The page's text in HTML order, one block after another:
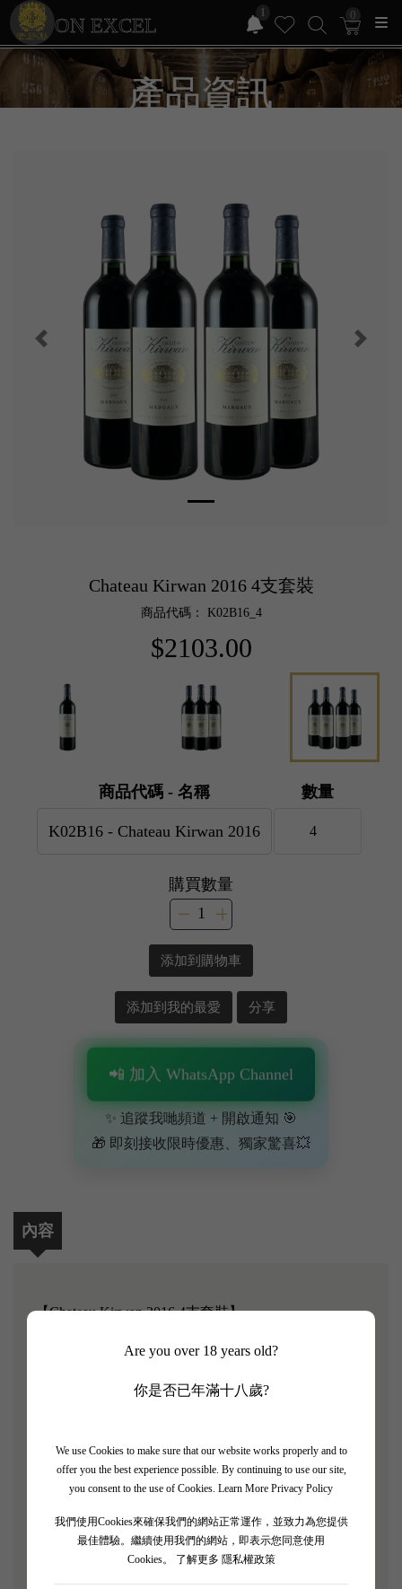
ON EXCEL
1 0
Are you over 18 years old?
你是否已年滿十八歲?
We use Cookies to make sure that our website works properly and to
offer you the best experience possible. By continuing to use our site,
you consent to the use of Cookies. Learn More Privacy Policy
我們使用Cookies來確保我們的網站正常運作，並致力為您提供
最佳體驗。繼續使用我們的網站，即表示您同意使用
Cookies。
了解更多 隱私權政策
產品資訊
Chateau Kirwan 2016 4支套裝
商品代碼： K02B16_4
$2103.00
商品代碼 - 名稱 數量
購買數量
添加到購物車
添加到我的最愛 分享
📲 加入 WhatsApp Channel
✨ 追蹤我哋頻道 + 開啟通知 🎯
🎁 即刻接收限時優惠、獨家驚喜💥
內容
【Chateau Kirwan 2016 4支套裝】
James Suckling 評分: 92/100
Robert Parker 評分: 90/100
爾多評級中被列為三級酒莊，同產區的列級酒莊還有
寶馬(Palmer)、美人魚堡(Giscours)等。麒麟酒莊擁有
比例為40%赤霞珠、30%美樂、20%品麗珠和10%小
維多，葡萄植株平均樹齡為27年。釀造的葡萄酒香氣
宜人，架構平衡，質地柔順，單寧絲滑，整體風格優